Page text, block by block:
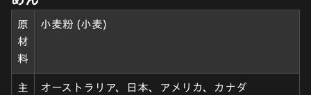
原
材
料
小麦粉 (小麦)
主
オーストラリア、日本、アメリカ、カナダ